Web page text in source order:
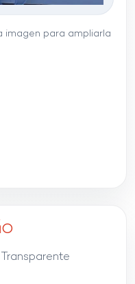
imagen para ampliarla